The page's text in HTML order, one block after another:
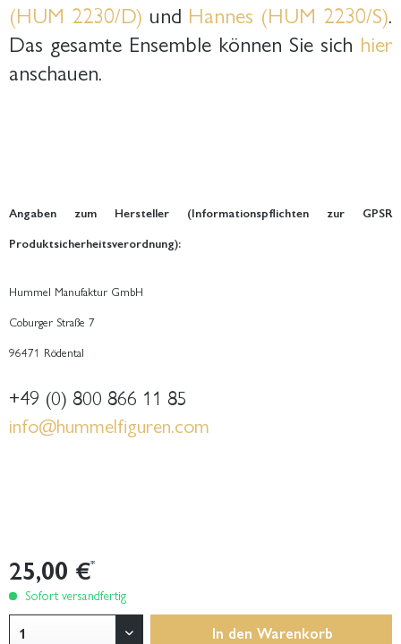
(HUM 2230/D) und Hannes (HUM 2230/S).
Das gesamte Ensemble können Sie sich hier
anschauen.
Angaben zum Hersteller (Informationspflichten zur GPSR
Produktsicherheitsverordnung):
Hummel Manufaktur GmbH
Coburger Straße 7
96471 Rödental
+49 (0) 800 866 11 85
info@hummelfiguren.com
25,00 €*
Sofort versandfertig
In den Warenkorb